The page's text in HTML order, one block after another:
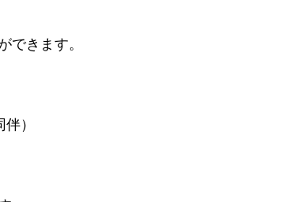
できます。
）